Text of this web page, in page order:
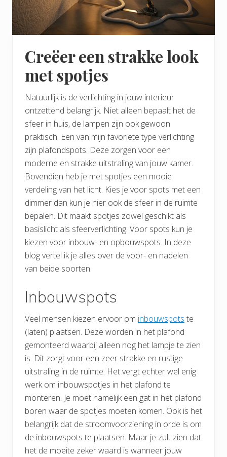
Creëer een strakke look
met spotjes
Natuurlijk is de verlichting in jouw interieur
ontzettend belangrijk. Niet alleen bepaalt het de
sfeer in huis, de lampen zijn ook gewoon
praktisch. Een van mijn favoriete type verlichting
zijn plafondspots. Deze zorgen voor een
moderne en strakke uitstraling van jouw kamer.
Bovendien heb je met spotjes een mooie
verdeling van het licht. Kies je voor spots met een
dimmer dan kun je hier ook de sfeer in de ruimte
bepalen. Dit maakt spotjes zowel geschikt als
basislicht als sfeerverlichting. Voor spots kun je
kiezen voor inbouw- en opbouwspots. In deze
blog vertel ik je alles over de voor- en nadelen
van beide soorten.
Inbouwspots
Veel mensen kiezen ervoor om inbouwspots te
(laten) plaatsen. Deze worden in het plafond
gemonteerd waarbij alleen nog het lampje te zien
is. Dit zorgt voor een zeer strakke en rustige
uitstraling in de ruimte. Het vergt echter wel enig
werk om inbouwspotjes in het plafond te
monteren. Je moet namelijk een gat in het plafond
boren waar de spotjes moeten komen. Ook is het
belangrijk dat de stroomvoorziening in orde is om
de inbouwspots te plaatsen. Maar je zult zien dat
het de moeite zeker waard is wanneer jouw